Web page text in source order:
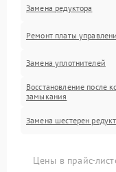
Замена редуктора
Ремонт платы
Замена уплотнителей
Восстановление после
замыкания
Замена шестерен
Цены в прайс-